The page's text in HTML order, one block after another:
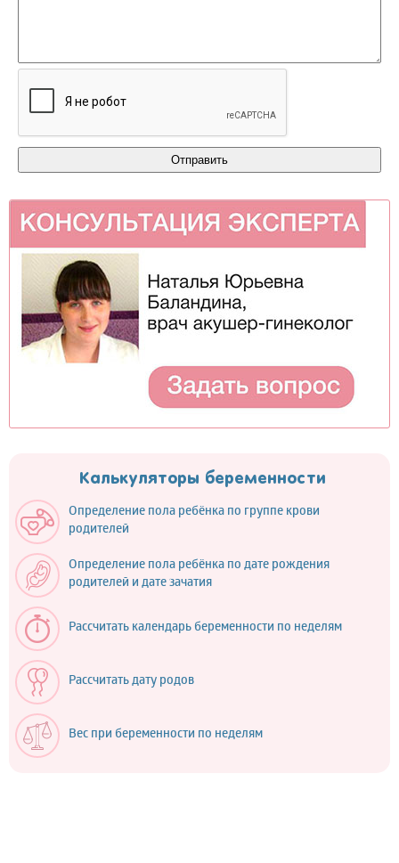
Калькуляторы беременности
Определение пола ребёнка по группе крови
родителей
Определение пола ребёнка по дате рождения
родителей и дате зачатия
Рассчитать календарь беременности по неделям
Рассчитать дату родов
Вес при беременности по неделям